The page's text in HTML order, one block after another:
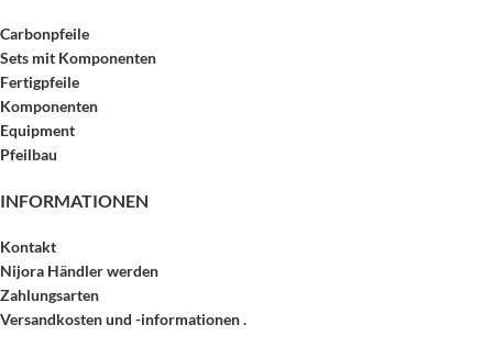
Carbonpfeile
Sets mit Komponenten
Fertigpfeile
Komponenten
Equipment
Pfeilbau
INFORMATIONEN
Kontakt
Nijora Händler werden
Zahlungsarten
Versandkosten und -informationen .